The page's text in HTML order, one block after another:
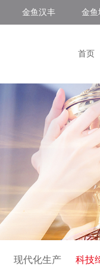
金鱼汉丰 金
首页
现代化生产 科技